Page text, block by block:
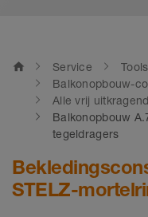
home Service
Balkonopbouw-
Alle vrij
Balkonopbouw
tegeldragers
STELZ-